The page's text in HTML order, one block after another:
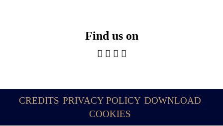
Find us on
CREDITS PRIVACY POLICY DOWNLOAD
COOKIES